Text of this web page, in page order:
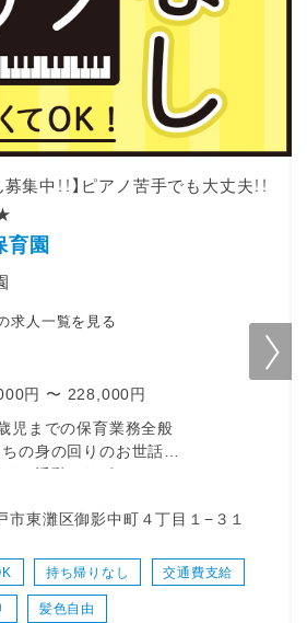
集中！！】ピアノ苦手でも大丈夫！！
育園
求人一覧を見る
円 〜 228,000円
児までの保育業務全般
ちの身の回りのお世話
びや活動のサポート
や行事準備
に合わせた活動の工夫
環境整備など
なので、職員みんなで協力して
市東灘区御影中町４丁目１−３１
持ち帰りなし 交通費支給
髪色自由